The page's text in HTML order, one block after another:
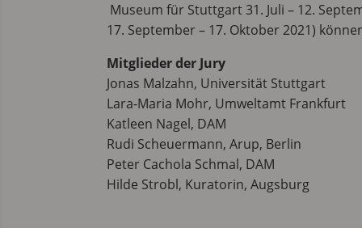
Museum für Stuttgart 31. Juli – 12.
17. September – 17. Oktober 2021)
Mitglieder der Jury
Jonas Malzahn, Universität Stuttgart
Lara-Maria Mohr, Umweltamt Frankfurt
Katleen Nagel, DAM
Rudi Scheuermann, Arup, Berlin
Peter Cachola Schmal, DAM
Hilde Strobl, Kuratorin, Augsburg